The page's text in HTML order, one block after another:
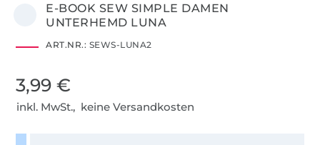
E-BOOK SEW SIMPLE DAMEN
UNTERHEMD LUNA
ART.NR.: SEWS-LUNA2
3,99 €
inkl. MwSt., keine Versandkosten